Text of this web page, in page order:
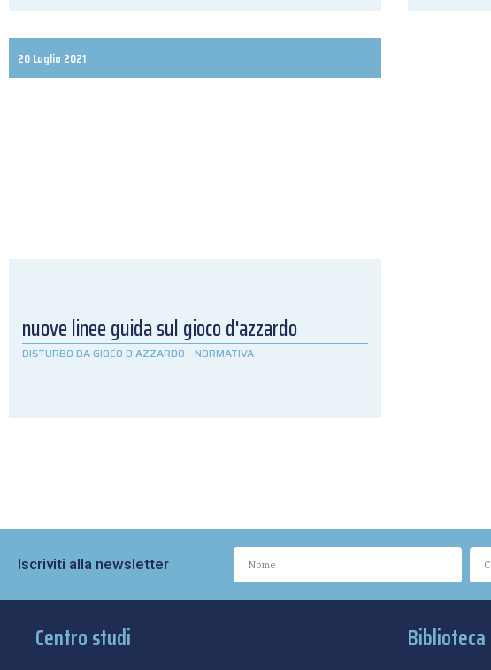
20 Luglio 2021
nuove linee guida sul gioco d'azzardo
DISTURBO DA GIOCO D'AZZARDO - NORMATIVA
Iscriviti alla newsletter
Centro studi Biblioteca